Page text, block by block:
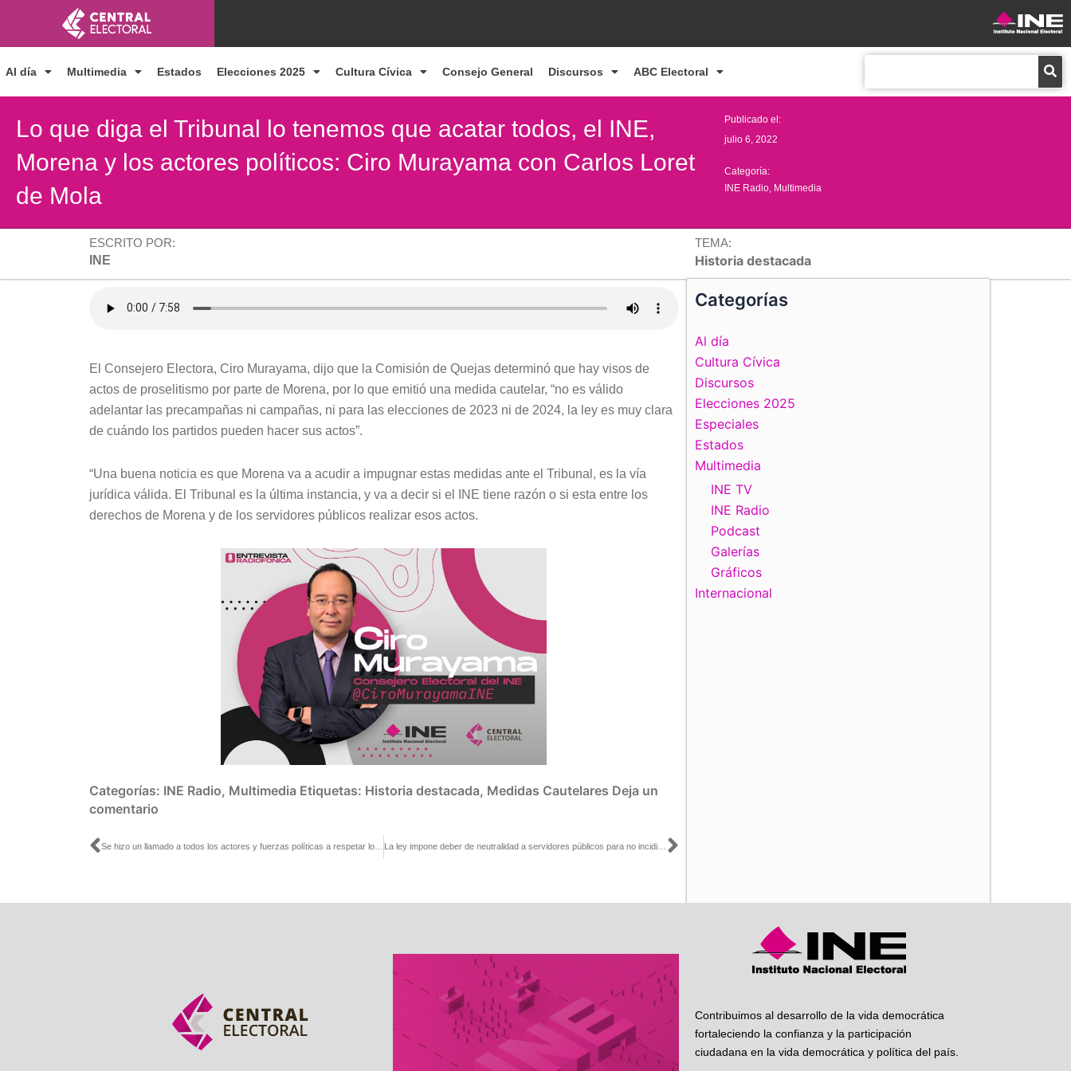
contenido
Al día Multimedia Estados Elecciones 2025 Cultura Cívica Consejo General Discursos ABC Electoral
Lo que diga el Tribunal lo tenemos que acatar todos, el INE,
Morena y los actores políticos: Ciro Murayama con Carlos Loret
de Mola
Publicado el:
julio 6, 2022
Categoría:
INE Radio Multimedia
ESCRITO POR:
INE
TEMA:
Historia destacada
El Consejero Electora, Ciro Murayama, dijo que la Comisión de Quejas determinó que hay visos de
actos de proselitismo por parte de Morena, por lo que emitió una medida cautelar, “no es válido
adelantar las precampañas ni campañas, ni para las elecciones de 2023 ni de 2024, la ley es muy clara
de cuándo los partidos pueden hacer sus actos”.
“Una buena noticia es que Morena va a acudir a impugnar estas medidas ante el Tribunal, es la vía
jurídica válida. El Tribunal es la última instancia, y va a decir si el INE tiene razón o si esta entre los
derechos de Morena y de los servidores públicos realizar esos actos.
Categorías: INE Radio, Multimedia Etiquetas: Historia destacada, Medidas Cautelares Deja un
comentario
Ant Siguiente
Categorías
Al día
Cultura Cívica
Discursos
Elecciones 2025
Especiales
Estados
Multimedia
INE TV
INE Radio
Podcast
Galerías
Gráficos
Internacional
Contribuimos al desarrollo de la vida democrática
fortaleciendo la confianza y la participación
ciudadana en la vida democrática y política del país.